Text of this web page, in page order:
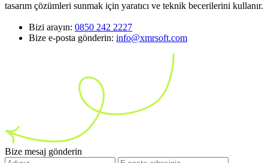
tasarım çözümleri sunmak için yaratıcı ve teknik becerilerini kullanır.
Bizi arayın: 0850 242 2227
Bize e-posta gönderin: info@xmrsoft.com
Bize mesaj gönderin